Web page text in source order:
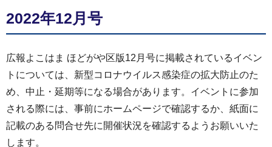
2022年12月号
広報よこはま ほどがや区版12月号に掲載されているイベン
トについては、新型コロナウイルス感染症の拡大防止のた
め、中止・延期等になる場合があります。イベントに参加
される際には、事前にホームページで確認するか、紙面に
記載のある問合せ先に開催状況を確認するようお願いいた
します。